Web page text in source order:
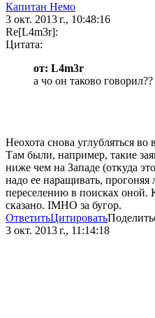
Капитан Немо
3 окт. 2013 г., 10:48:16
Re[L4m3r]:
Цитата:
от: L4m3r
a чо он таково
Неохота снова углубляться во
Там были, например, такие
ниже чем на Западе (откуда
надо ее наращивать,
переселению в поисках оной.
сказано. IMHO за бугор.
ОтветитьЦитировать
3 окт. 2013 г., 11:14:18